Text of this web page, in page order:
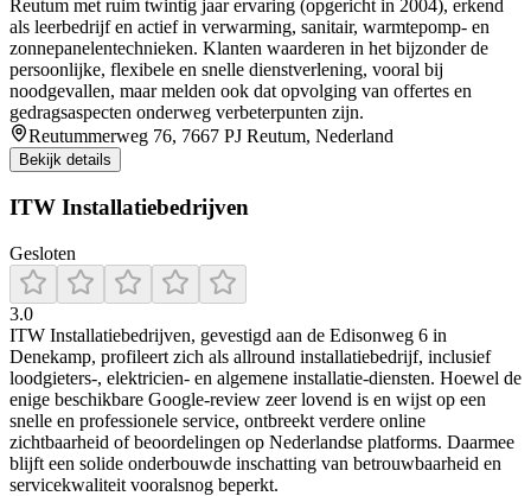
Reutum met ruim twintig jaar ervaring (opgericht in 2004), erkend
als leerbedrijf en actief in verwarming, sanitair, warmtepomp- en
zonnepanelentechnieken. Klanten waarderen in het bijzonder de
persoonlijke, flexibele en snelle dienstverlening, vooral bij
noodgevallen, maar melden ook dat opvolging van offertes en
gedragsaspecten onderweg verbeterpunten zijn.
Reutummerweg 76, 7667 PJ Reutum, Nederland
Bekijk details
ITW Installatiebedrijven
Gesloten
3.0
ITW Installatiebedrijven, gevestigd aan de Edisonweg 6 in
Denekamp, profileert zich als allround installatiebedrijf, inclusief
loodgieters‑, elektricien‑ en algemene installatie‑diensten. Hoewel de
enige beschikbare Google‑review zeer lovend is en wijst op een
snelle en professionele service, ontbreekt verdere online
zichtbaarheid of beoordelingen op Nederlandse platforms. Daarmee
blijft een solide onderbouwde inschatting van betrouwbaarheid en
servicekwaliteit vooralsnog beperkt.